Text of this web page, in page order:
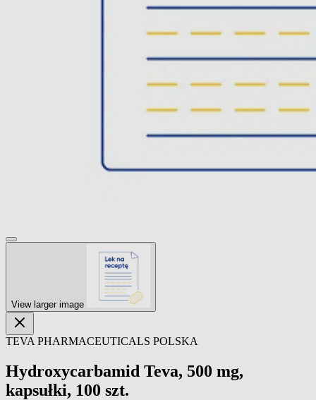
View larger image
TEVA PHARMACEUTICALS POLSKA
Hydroxycarbamid Teva, 500 mg,
kapsułki, 100 szt.